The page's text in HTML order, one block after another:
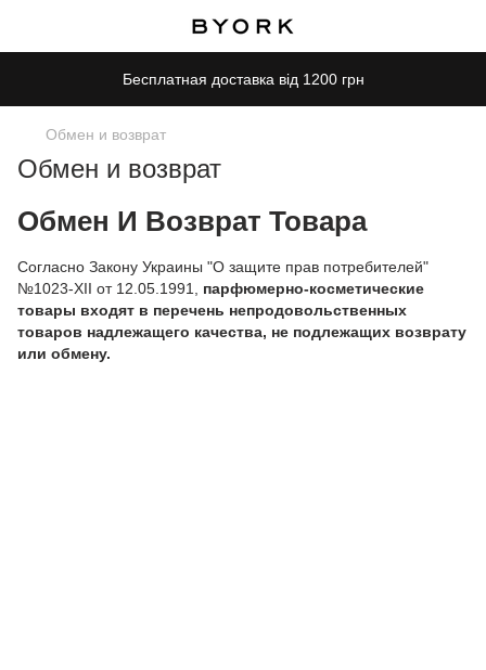
Бесплатная доставка від 1200 грн
Обмен и возврат
Обмен и возврат
Обмен И Возврат Товара
Согласно Закону Украины "О защите прав потребителей"
№1023-XII от 12.05.1991, парфюмерно-косметические
товары входят в перечень непродовольственных
товаров надлежащего качества, не подлежащих возврату
или обмену.